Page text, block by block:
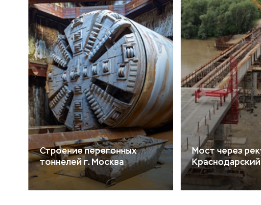
Строение перегонных
тоннелей г. Москва
Мост через